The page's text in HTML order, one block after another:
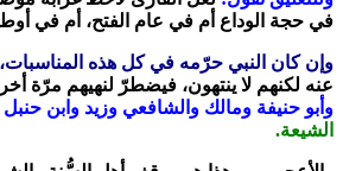
في حجة الوداع أم في عام الفتح، أم في
وإن كان النبي حرّمه في كل هذه
عنه لكنهم لا ينتهون، فيضطرّ لنهيهم مرّة
وأبو حنيفة ومالك والشافعي وزيد وابن
الشيعة.